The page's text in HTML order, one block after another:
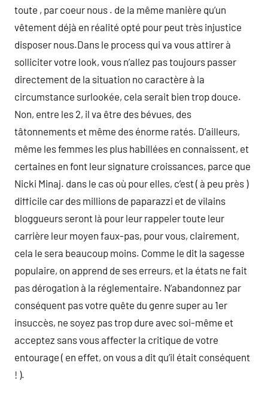
toute , par coeur nous . de la même manière qu’un
vêtement déjà en réalité opté pour peut très injustice
disposer nous.Dans le process qui va vous attirer à
solliciter votre look, vous n’allez pas toujours passer
directement de la situation no caractère à la
circumstance surlookée, cela serait bien trop douce.
Non, entre les 2, il va être des bévues, des
tâtonnements et même des énorme ratés. D’ailleurs,
même les femmes les plus habillées en connaissent, et
certaines en font leur signature croissances, parce que
Nicki Minaj. dans le cas où pour elles, c’est ( à peu près )
difficile car des millions de paparazzi et de vilains
bloggueurs seront là pour leur rappeler toute leur
carrière leur moyen faux-pas, pour vous, clairement,
cela le sera beaucoup moins. Comme le dit la sagesse
populaire, on apprend de ses erreurs, et la états ne fait
pas dérogation à la réglementaire. N’abandonnez par
conséquent pas votre quête du genre super au 1er
insuccès, ne soyez pas trop dure avec soi-même et
acceptez sans vous affecter la critique de votre
entourage ( en effet, on vous a dit qu’il était conséquent
! ).